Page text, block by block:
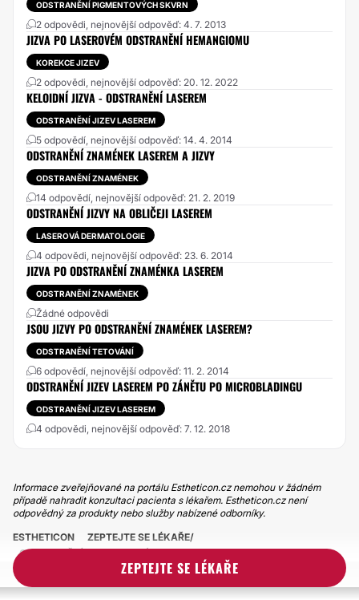
ODSTRANĚNÍ PIGMENTOVÝCH SKVRN
2 odpovědi, nejnovější odpověď: 4. 7. 2013
JIZVA PO LASEROVÉM ODSTRANĚNÍ HEMANGIOMU
KOREKCE JIZEV
2 odpovědi, nejnovější odpověď: 20. 12. 2022
KELOIDNÍ JIZVA - ODSTRANĚNÍ LASEREM
ODSTRANĚNÍ JIZEV LASEREM
5 odpovědí, nejnovější odpověď: 14. 4. 2014
ODSTRANĚNÍ ZNAMÉNEK LASEREM A JIZVY
ODSTRANĚNÍ ZNAMÉNEK
14 odpovědí, nejnovější odpověď: 21. 2. 2019
ODSTRANĚNÍ JIZVY NA OBLIČEJI LASEREM
LASEROVÁ DERMATOLOGIE
4 odpovědi, nejnovější odpověď: 23. 6. 2014
JIZVA PO ODSTRANĚNÍ ZNAMÉNKA LASEREM
ODSTRANĚNÍ ZNAMÉNEK
Žádné odpovědi
JSOU JIZVY PO ODSTRANĚNÍ ZNAMÉNEK LASEREM?
ODSTRANĚNÍ TETOVÁNÍ
6 odpovědí, nejnovější odpověď: 11. 2. 2014
ODSTRANĚNÍ JIZEV LASEREM PO ZÁNĚTU PO MICROBLADINGU
ODSTRANĚNÍ JIZEV LASEREM
4 odpovědi, nejnovější odpověď: 7. 12. 2018
Informace zveřejňované na portálu Estheticon.cz nemohou v žádném
případě nahradit konzultaci pacienta s lékařem. Estheticon.cz není
odpovědný za produkty nebo služby nabízené odborníky.
ZEPTEJTE SE LÉKAŘE
ESTHETICON
ZEPTEJTE SE LÉKAŘE
ODSTRANĚNÍ PIGMENTOVÝCH SKVRN
JIZVY PO ODSTRANĚNÍ PIGMENTOVÝCH SKVRN LASEREM